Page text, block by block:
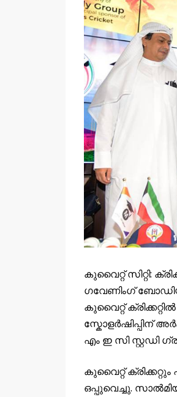
കുവൈറ്റ് സിറ്റി:
ഗവേണിംഗ്
കുവൈറ്റ്
സ്കോളർഷിപ്പിന്
എം ഇ സി സ്റ്റഡി
കുവൈറ്റ്
ഒപ്പുവെച്ചു.